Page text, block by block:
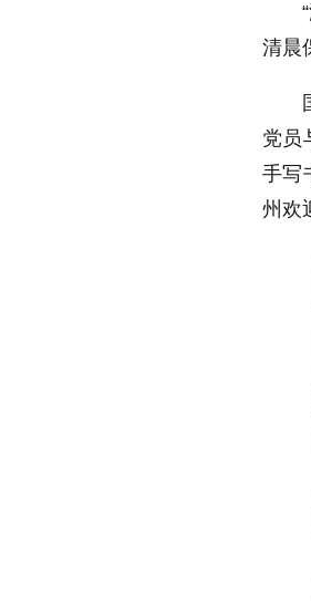
清晨
党员
手写
州欢